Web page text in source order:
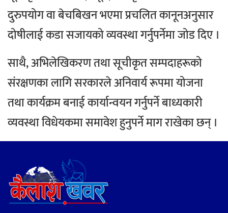
दुरुपयोग वा बेचबिखन भएमा प्रचलित कानूनअनुसार
दोषीलाई कडा सजायको व्यवस्था गर्नुपर्नेमा जोड दिए ।
साथै, अभिलेखिकरण तथा सूचीकृत सम्पदाहरूको
संरक्षणका लागि सरकारले अनिवार्य रूपमा योजना
तथा कार्यक्रम बनाई कार्यान्वयन गर्नुपर्ने बाध्यकारी
व्यवस्था विधेयकमा समावेश हुनुपर्ने माग राखेका छन् ।